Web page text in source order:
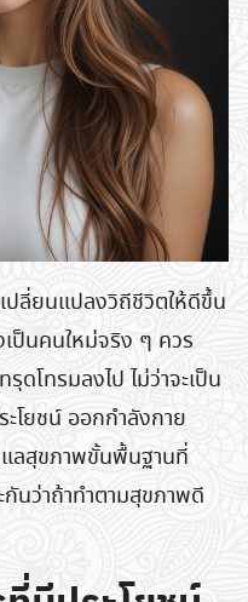
ปลี่ยนแปลงวิถีชีวิตให้ดีขึ้น
เป็นคนใหม่จริง ๆ ควร
โทรมลงไป ไม่ว่าจะเป็น
ะโยชน์ ออกกำลังกาย
แลสุขภาพขั้นพื้นฐานที่
กันว่าถ้าทำตามสุขภาพดี